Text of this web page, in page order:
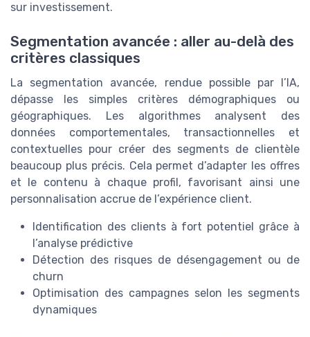
sur investissement.
Segmentation avancée : aller au-delà des
critères classiques
La segmentation avancée, rendue possible par l’IA,
dépasse les simples critères démographiques ou
géographiques. Les algorithmes analysent des
données comportementales, transactionnelles et
contextuelles pour créer des segments de clientèle
beaucoup plus précis. Cela permet d’adapter les offres
et le contenu à chaque profil, favorisant ainsi une
personnalisation accrue de l’expérience client.
Identification des clients à fort potentiel grâce à
l’analyse prédictive
Détection des risques de désengagement ou de
churn
Optimisation des campagnes selon les segments
dynamiques